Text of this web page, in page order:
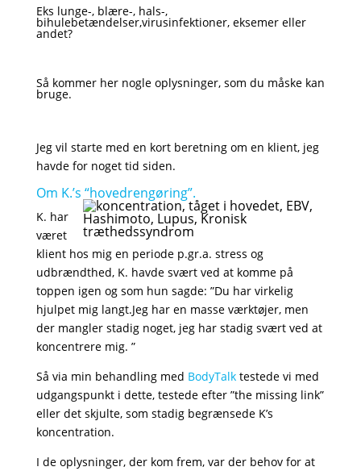
Eks lunge-, blære-, hals-,
bihulebetændelser,virusinfektioner, eksemer eller
andet?
Så kommer her nogle oplysninger, som du måske kan
bruge.
Jeg vil starte med en kort beretning om en klient, jeg
havde for noget tid siden.
Om K.’s “hovedrengøring”.
K. har
været
klient hos mig en periode p.gr.a. stress og
udbrændthed, K. havde svært ved at komme på
toppen igen og som hun sagde: ”Du har virkelig
hjulpet mig langt.Jeg har en masse værktøjer, men
der mangler stadig noget, jeg har stadig svært ved at
koncentrere mig. ”
Så via min behandling med BodyTalktestede vi med
udgangspunkt i dette, testede efter ”the missing link”
eller det skjulte, som stadig begrænsede K’s
koncentration.
I de oplysninger, der kom frem, var der behov for at